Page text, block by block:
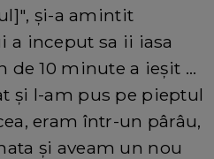
și-a amintit
a inceput sa ii iasa
10 minute a ieșit ...
și l-am pus pe pieptul
eram într-un pârâu,
și aveam un nou